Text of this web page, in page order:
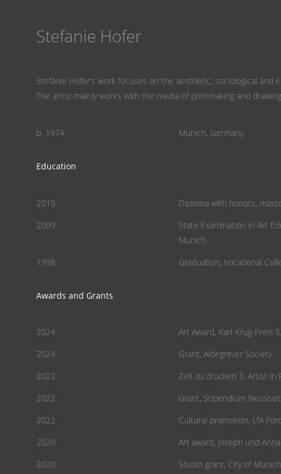
Stefanie Hofer
Stefanie Hofer’s work focuses on the aesthetic, sociological and
The artist mainly works with the media of printmaking and
b. 1974 Munich, Germany
Education
2015
Diploma with honors,
2009
State Examination in Art
Munich
1998
Graduation, Vocational
Awards and Grants
2024
Art Award, Karl-Krug-Preis
2024
Grant, Aldegrever Society
2022
Zeit zu drucken 3, Artist in
2022
Grant, Stipendium
2022
Cultural promotion, LfA
2020
Art award, Joseph und
2020
Studio grant, City of Munich